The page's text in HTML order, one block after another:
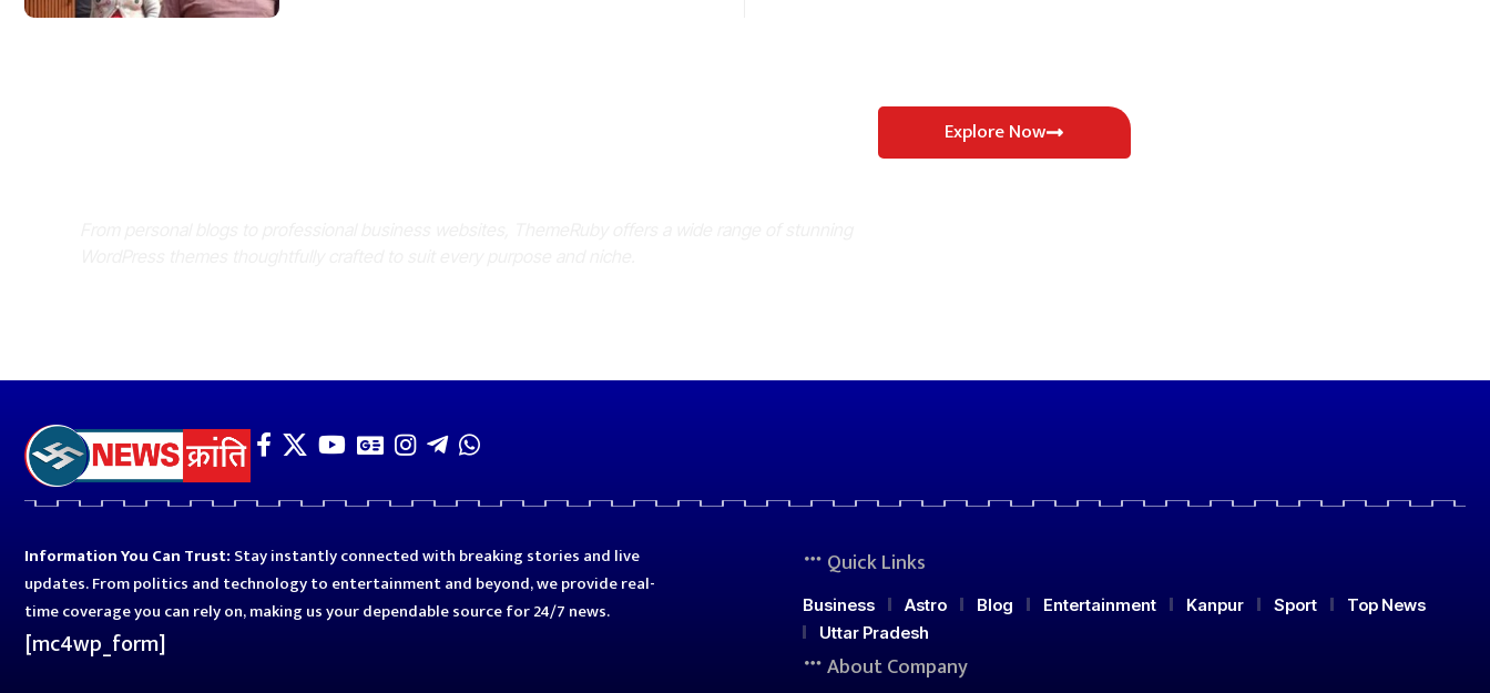
Explore Now
Information You Can Trust: Stay instantly connected with breaking stories and live
updates. From politics and technology to entertainment and beyond, we provide real-
time coverage you can rely on, making us your dependable source for 24/7 news.
[mc4wp_form]
Quick Links
Business Astro Blog Entertainment Kanpur Sport
Top News
Uttar Pradesh
About Company